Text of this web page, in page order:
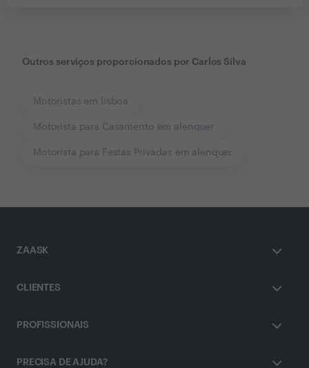
Outros serviços proporcionados por Carlos Silva
Motoristas em lisboa
Motorista para Casamento em alenquer
Motorista para Festas Privadas em alenquer
ZAASK
CLIENTES
PROFISSIONAIS
PRECISA DE AJUDA?